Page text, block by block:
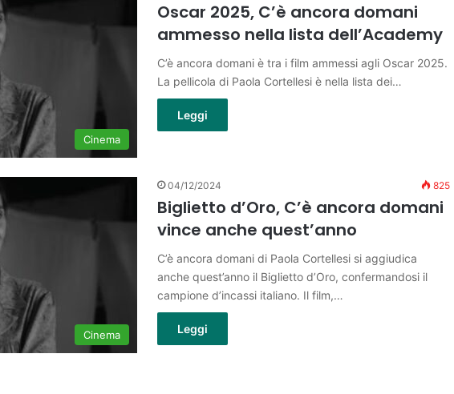
Cinema
Oscar 2025, C’è ancora domani
ammesso nella lista dell’Academy
C’è ancora domani è tra i film ammessi agli Oscar 2025.
La pellicola di Paola Cortellesi è nella lista dei…
Leggi
Cinema
04/12/2024 825
Biglietto d’Oro, C’è ancora domani
vince anche quest’anno
C’è ancora domani di Paola Cortellesi si aggiudica
anche quest’anno il Biglietto d’Oro, confermandosi il
campione d’incassi italiano. Il film,…
Leggi